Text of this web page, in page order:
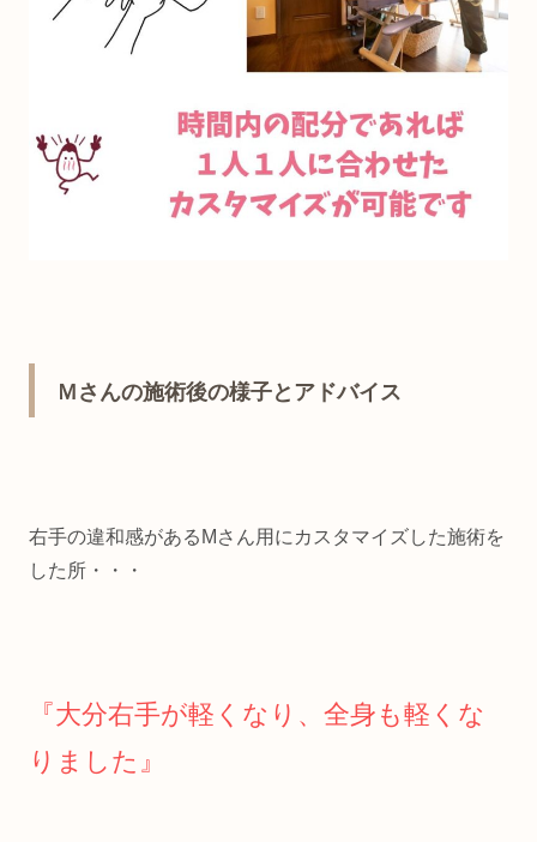
Ｍさんの施術後の様子とアドバイス
右手の違和感があるMさん用にカスタマイズした施術を
した所・・・
『大分右手が軽くなり、全身も軽くな
りました』